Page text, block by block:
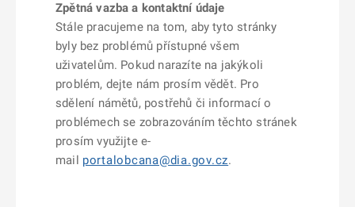
Zpětná vazba a kontaktní údaje
Stále pracujeme na tom, aby tyto stránky
byly bez problémů přístupné všem
uživatelům. Pokud narazíte na jakýkoli
problém, dejte nám prosím vědět. Pro
sdělení námětů, postřehů či informací o
problémech se zobrazováním těchto stránek
prosím využijte e-
mail portalobcana@dia.gov.cz.